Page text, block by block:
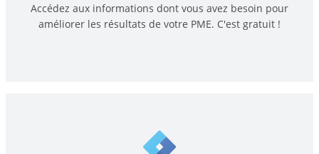
Accédez aux informations dont vous avez besoin pour
améliorer les résultats de votre PME. C'est gratuit !